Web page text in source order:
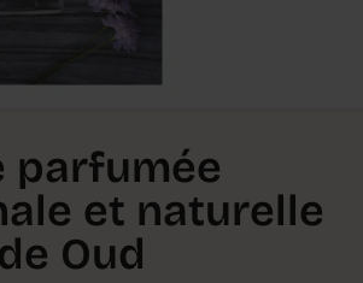
parfumée
et naturelle
Oud